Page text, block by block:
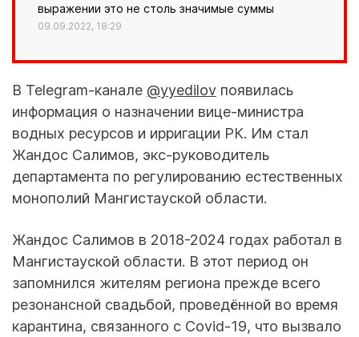
выражении это не столь значимые суммы
09.09.2022, 18:29
В Telegram-канале @yyedilov появилась
информация о назначении вице-министра
водных ресурсов и ирригации РК. Им стал
Жандос Салимов, экс-руководитель
департамента по регулированию естественных
монополий Мангистауской области.
Жандос Салимов в 2018-2024 годах работал в
Мангистауской области. В этот период он
запомнился жителям региона прежде всего
резонансной свадьбой, проведённой во время
карантина, связанного с Covid-19, что вызвало